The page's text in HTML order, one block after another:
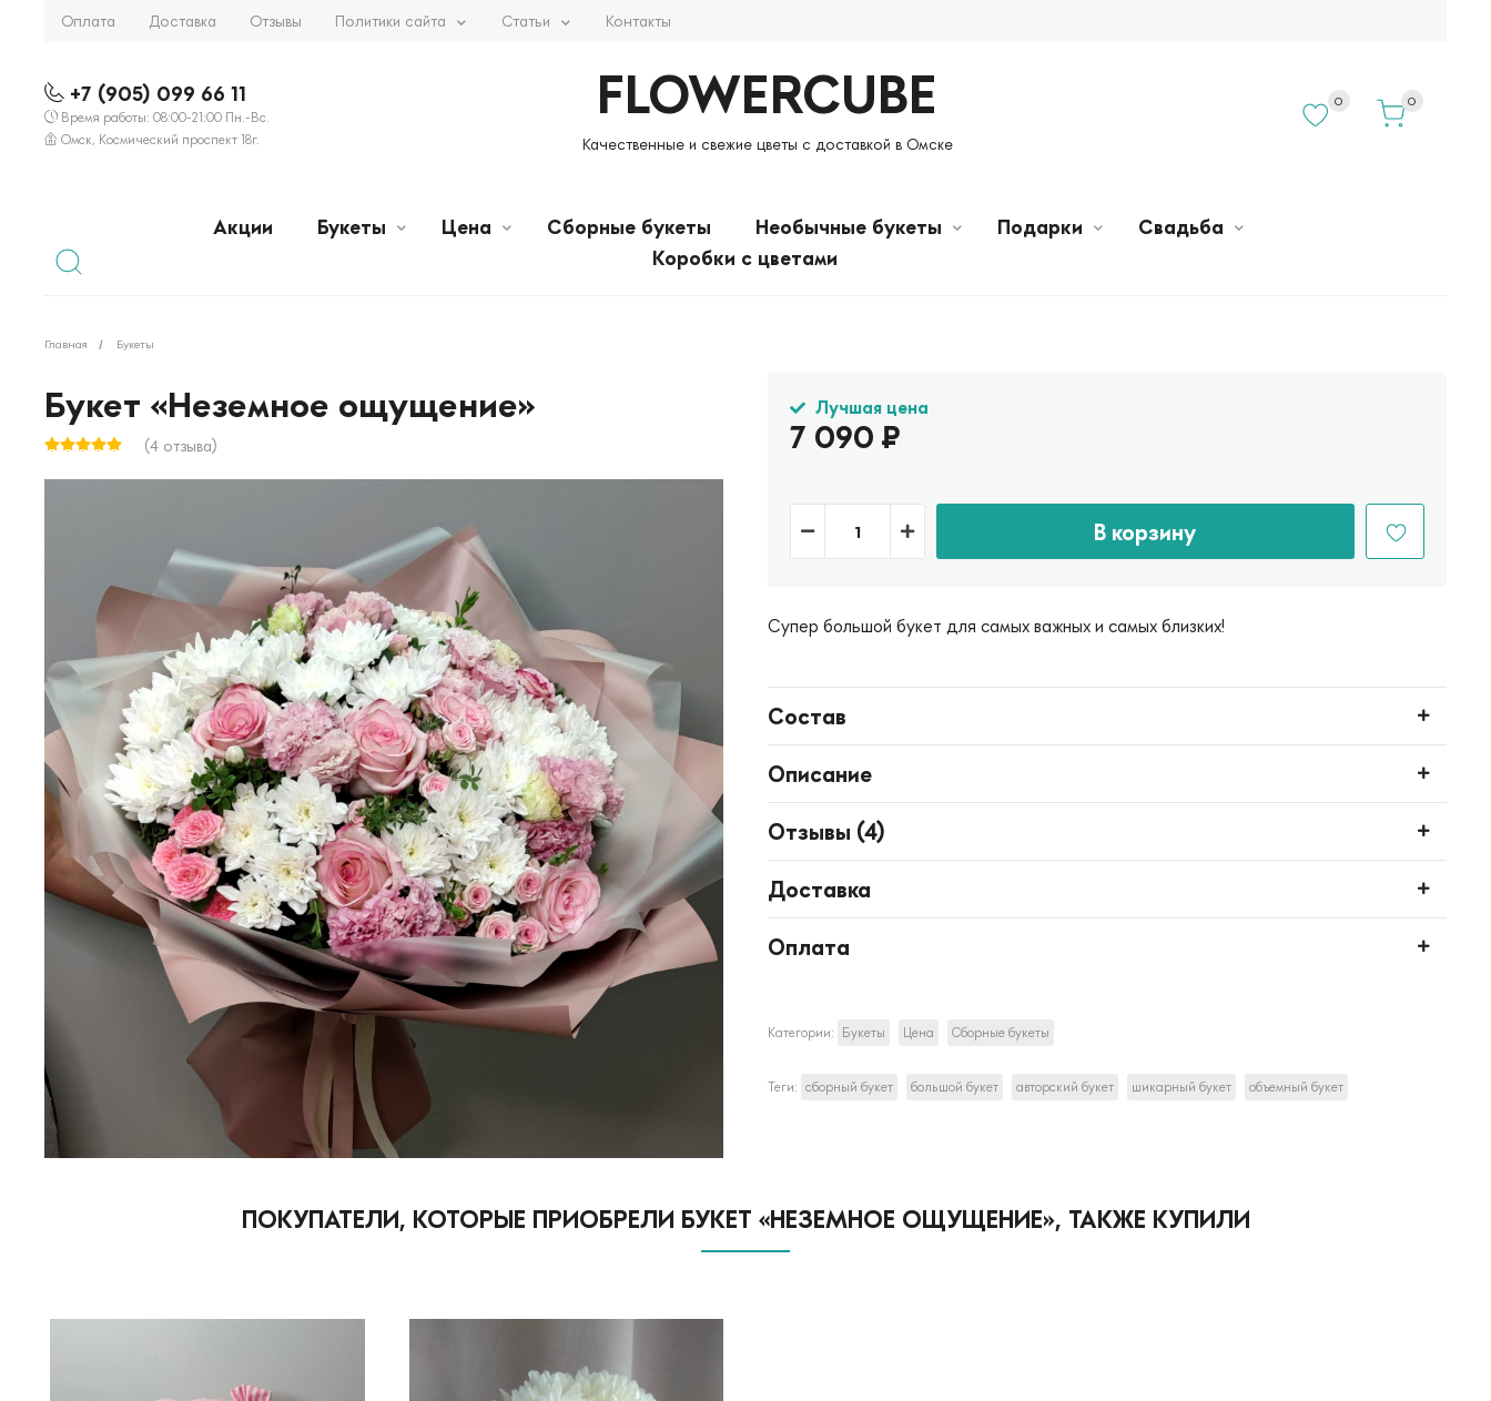
Оплата Доставка Отзывы Политики сайта Статьи Контакты
+7 (905) 099 66 11
Время работы: 08:00-21:00 Пн.-Вс.
Омск, Космический проспект 18г.
FLOWERCUBE
Качественные и свежие цветы с доставкой в Омске
0 0
Акции Букеты Цена Сборные букеты Необычные букеты Подарки
Свадьба
Коробки с цветами
Главная Букеты
Букет «Неземное ощущение»
(4 отзыва)
Лучшая цена
7 090 ₽
В корзину
​Супер большой букет для самых важных и самых близких!
Состав
Описание
Отзывы (4)
Доставка
Оплата
Категории: Букеты Цена Сборные букеты
Теги: сборный букет большой букет авторский букет шикарный букет объемный букет
ПОКУПАТЕЛИ, КОТОРЫЕ ПРИОБРЕЛИ БУКЕТ «НЕЗЕМНОЕ ОЩУЩЕНИЕ», ТАКЖЕ КУПИЛИ